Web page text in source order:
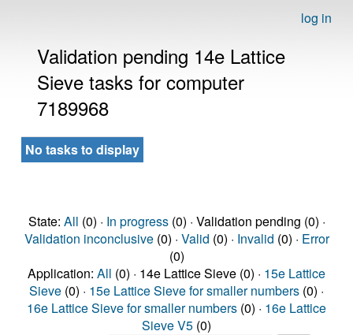
log in
Validation pending 14e Lattice
Sieve tasks for computer
7189968
No tasks to display
State: All (0) · In progress(0) · Validation pending (0) ·
Validation inconclusive(0) · Valid (0) · Invalid (0) · Error
(0)
Application: All (0) · 14e Lattice Sieve (0) · 15e Lattice
Sieve (0) · 15e Lattice Sieve for smaller numbers (0) ·
16e Lattice Sieve for smaller numbers (0) · 16e Lattice
Sieve V5 (0)